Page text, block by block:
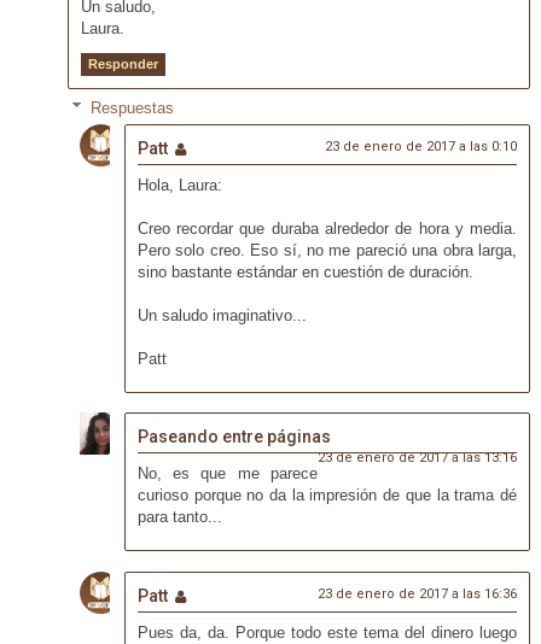
Un saludo,
Laura.
Responder
Respuestas
Patt 23 de enero de 2017 a las 0:10
Hola, Laura:
Creo recordar que duraba alrededor de hora y media.
Pero solo creo. Eso sí, no me pareció una obra larga,
sino bastante estándar en cuestión de duración.
Un saludo imaginativo...
Patt
Paseando entre páginas
23 de enero de 2017 a las 13:16
No, es que me parece
curioso porque no da la impresión de que la trama dé
para tanto...
Patt 23 de enero de 2017 a las 16:36
Pues da, da. Porque todo este tema del dinero luego